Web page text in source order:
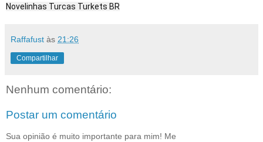
Novelinhas Turcas Turkets BR
Raffafust às 21:26
Compartilhar
Nenhum comentário:
Postar um comentário
Sua opinião é muito importante para mim! Me